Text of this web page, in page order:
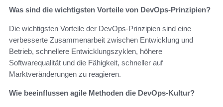
Was sind die wichtigsten Vorteile von DevOps-Prinzipien?
Die wichtigsten Vorteile der DevOps-Prinzipien sind eine
verbesserte Zusammenarbeit zwischen Entwicklung und
Betrieb, schnellere Entwicklungszyklen, höhere
Softwarequalität und die Fähigkeit, schneller auf
Marktveränderungen zu reagieren.
Wie beeinflussen agile Methoden die DevOps-Kultur?